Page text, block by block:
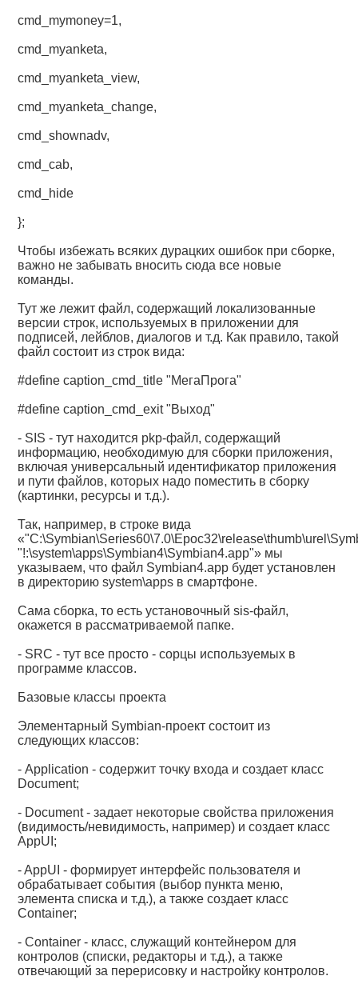
cmd_mymoney=1,
cmd_myanketa,
cmd_myanketa_view,
cmd_myanketa_change,
cmd_shownadv,
cmd_cab,
cmd_hide
};
Чтобы избежать всяких дурацких ошибок при сборке,
важно не забывать вносить сюда все новые
команды.
Тут же лежит файл, содержащий локализованные
версии строк, используемых в приложении для
подписей, лейблов, диалогов и т.д. Как правило, такой
файл состоит из строк вида:
#define caption_cmd_title "МегаПрога"
#define caption_cmd_exit "Выход"
- SIS - тут находится pkp-файл, содержащий
информацию, необходимую для сборки приложения,
включая универсальный идентификатор приложения
и пути файлов, которых надо поместить в сборку
(картинки, ресурсы и т.д.).
Так, например, в строке вида
"!:\system\apps\Symbian4\Symbian4.app"» мы
указываем, что файл Symbian4.app будет установлен
в директорию system\apps в смартфоне.
Сама сборка, то есть установочный sis-файл,
окажется в рассматриваемой папке.
- SRC - тут все просто - сорцы используемых в
программе классов.
Базовые классы проекта
Элементарный Symbian-проект состоит из
следующих классов:
- Application - содержит точку входа и создает класс
Document;
- Document - задает некоторые свойства приложения
(видимость/невидимость, например) и создает класс
AppUI;
- AppUI - формирует интерфейс пользователя и
обрабатывает события (выбор пункта меню,
элемента списка и т.д.), а также создает класс
Container;
- Container - класс, служащий контейнером для
контролов (списки, редакторы и т.д.), а также
отвечающий за перерисовку и настройку контролов.